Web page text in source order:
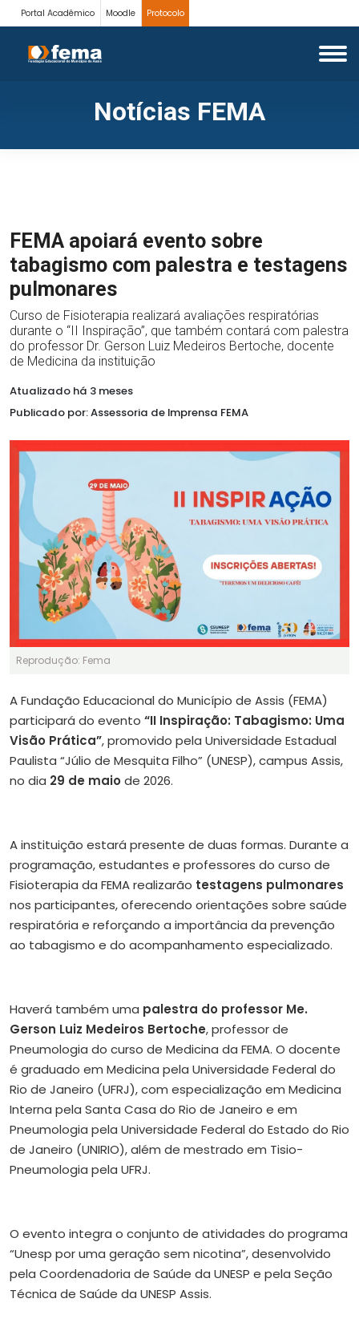
Portal Acadêmico Moodle Protocolo
Notícias FEMA
FEMA apoiará evento sobre
tabagismo com palestra e testagens
pulmonares
Curso de Fisioterapia realizará avaliações respiratórias
durante o “II Inspiração”, que também contará com palestra
do professor Dr. Gerson Luiz Medeiros Bertoche, docente
de Medicina da instituição
Atualizado há 3 meses
Publicado por: Assessoria de Imprensa FEMA
Reprodução: Fema
A Fundação Educacional do Município de Assis (FEMA)
participará do evento “II Inspiração: Tabagismo: Uma
Visão Prática”, promovido pela Universidade Estadual
Paulista “Júlio de Mesquita Filho” (UNESP), campus Assis,
no dia 29 de maio de 2026.
A instituição estará presente de duas formas. Durante a
programação, estudantes e professores do curso de
Fisioterapia da FEMA realizarão testagens pulmonares
nos participantes, oferecendo orientações sobre saúde
respiratória e reforçando a importância da prevenção
ao tabagismo e do acompanhamento especializado.
Haverá também uma palestra do professor Me.
Gerson Luiz Medeiros Bertoche, professor de
Pneumologia do curso de Medicina da FEMA. O docente
é graduado em Medicina pela Universidade Federal do
Rio de Janeiro (UFRJ), com especialização em Medicina
Interna pela Santa Casa do Rio de Janeiro e em
Pneumologia pela Universidade Federal do Estado do Rio
de Janeiro (UNIRIO), além de mestrado em Tisio-
Pneumologia pela UFRJ.
O evento integra o conjunto de atividades do programa
“Unesp por uma geração sem nicotina”, desenvolvido
pela Coordenadoria de Saúde da UNESP e pela Seção
Técnica de Saúde da UNESP Assis.